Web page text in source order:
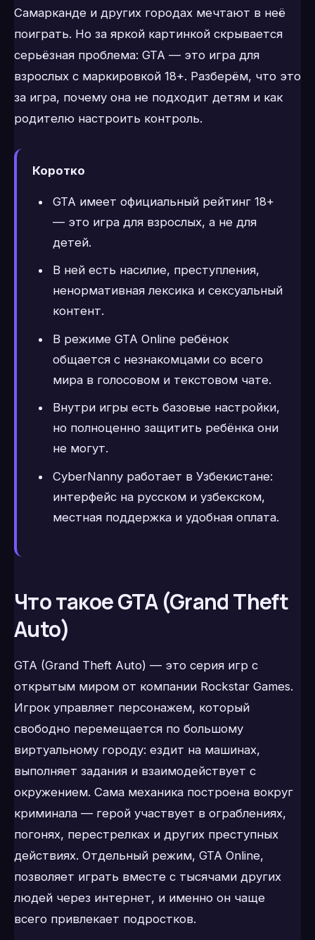
Самарканде и других городах мечтают в неё
поиграть. Но за яркой картинкой скрывается
серьёзная проблема: GTA — это игра для
взрослых с маркировкой 18+. Разберём, что это
за игра, почему она не подходит детям и как
родителю настроить контроль.
Коротко
GTA имеет официальный рейтинг 18+
— это игра для взрослых, а не для
детей.
В ней есть насилие, преступления,
ненормативная лексика и сексуальный
контент.
В режиме GTA Online ребёнок
общается с незнакомцами со всего
мира в голосовом и текстовом чате.
Внутри игры есть базовые настройки,
но полноценно защитить ребёнка они
не могут.
CyberNanny работает в Узбекистане:
интерфейс на русском и узбекском,
местная поддержка и удобная оплата.
Что такое GTA (Grand Theft
Auto)
GTA (Grand Theft Auto) — это серия игр с
открытым миром от компании Rockstar Games.
Игрок управляет персонажем, который
свободно перемещается по большому
виртуальному городу: ездит на машинах,
выполняет задания и взаимодействует с
окружением. Сама механика построена вокруг
криминала — герой участвует в ограблениях,
погонях, перестрелках и других преступных
действиях. Отдельный режим, GTA Online,
позволяет играть вместе с тысячами других
людей через интернет, и именно он чаще
всего привлекает подростков.